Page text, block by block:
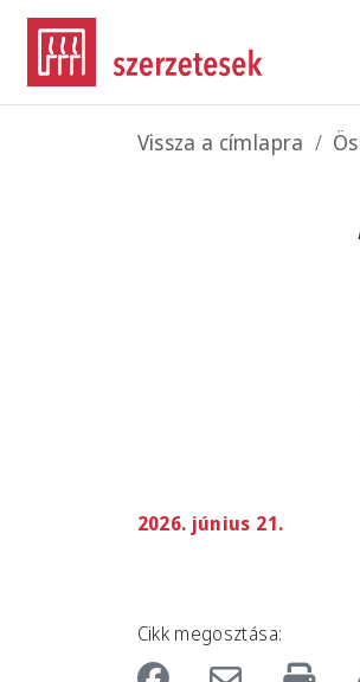
Ugrás a tartalomra
Morzsa
Vissza a címlapra
2026. június 21.
Cikk megosztása: